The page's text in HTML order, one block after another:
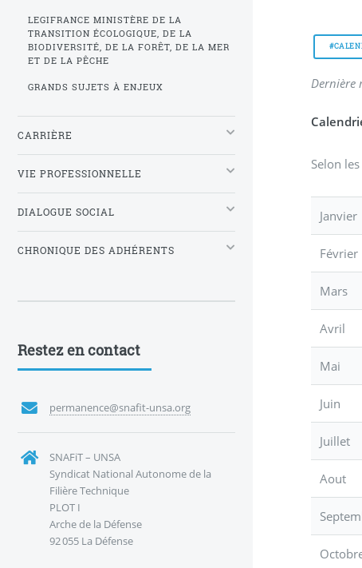
Dernière
Selon
Janvier
Février
Mars
Avril
Mai
Juin
Juillet
Aout
LEGIFRANCE MINISTÈRE DE LA
TRANSITION ÉCOLOGIQUE, DE LA
BIODIVERSITÉ, DE LA FORÊT, DE LA MER
ET DE LA PÊCHE
GRANDS SUJETS À ENJEUX
CARRIÈRE
VIE PROFESSIONNELLE
DIALOGUE SOCIAL
CHRONIQUE DES ADHÉRENTS
Restez en contact
permanence@snafit-unsa.org
SNAFiT – UNSA
Syndicat National Autonome de la
Filière Technique
PLOT I
Arche de la Défense
92 055 La Défense